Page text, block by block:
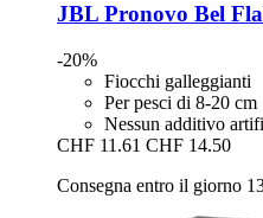
JBL Pronovo Bel
-20%
Fiocchi galleggianti
Per pesci di 8-20 cm
Nessun additivo
CHF 11.61 CHF 14.50
Consegna entro il giorno